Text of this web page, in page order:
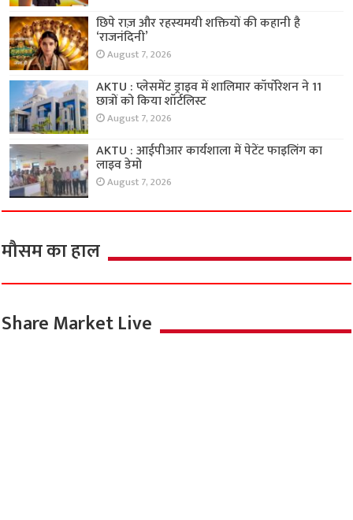
छिपे राज़ और रहस्यमयी शक्तियों की कहानी है
‘राजनंदिनी’
August 7, 2026
AKTU : प्लेसमेंट ड्राइव में शालिमार कॉर्पोरेशन ने 11
छात्रों को किया शॉर्टलिस्ट
August 7, 2026
AKTU : आईपीआर कार्यशाला में पेटेंट फाइलिंग का
लाइव डेमो
August 7, 2026
मौसम का हाल
Share Market Live